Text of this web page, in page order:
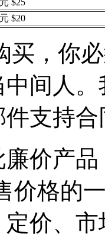
$20
买，你
间人
支持合
价产
价格的
价、